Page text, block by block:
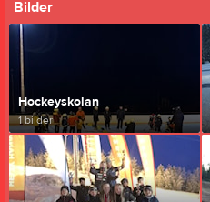
Bilder
Hockeyskolan
1 bilder